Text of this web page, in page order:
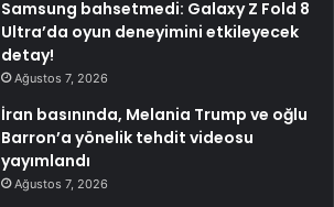
Samsung bahsetmedi: Galaxy Z Fold 8
Ultra’da oyun deneyimini etkileyecek
detay!
Ağustos 7, 2026
İran basınında, Melania Trump ve oğlu
Barron’a yönelik tehdit videosu
yayımlandı
Ağustos 7, 2026